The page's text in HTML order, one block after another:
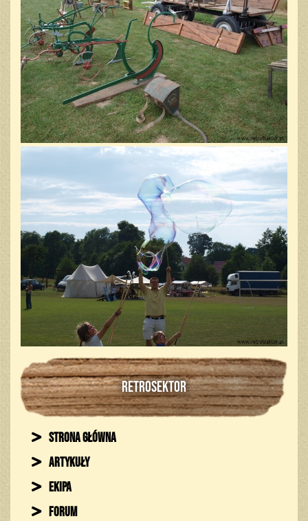
RETROSEKTOR
Strona główna
Artykuły
Ekipa
Forum